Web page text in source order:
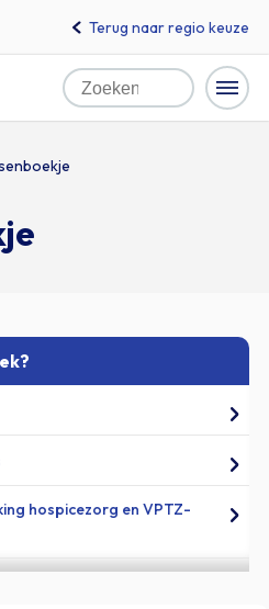
Terug naar regio keuze
Zoeken
hospicezorg en VPTZ-